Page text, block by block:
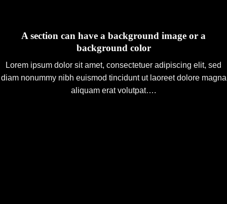
A section can have a background image or a
background color
Lorem ipsum dolor sit amet, consectetuer adipiscing elit, sed
diam nonummy nibh euismod tincidunt ut laoreet dolore magna
aliquam erat volutpat….